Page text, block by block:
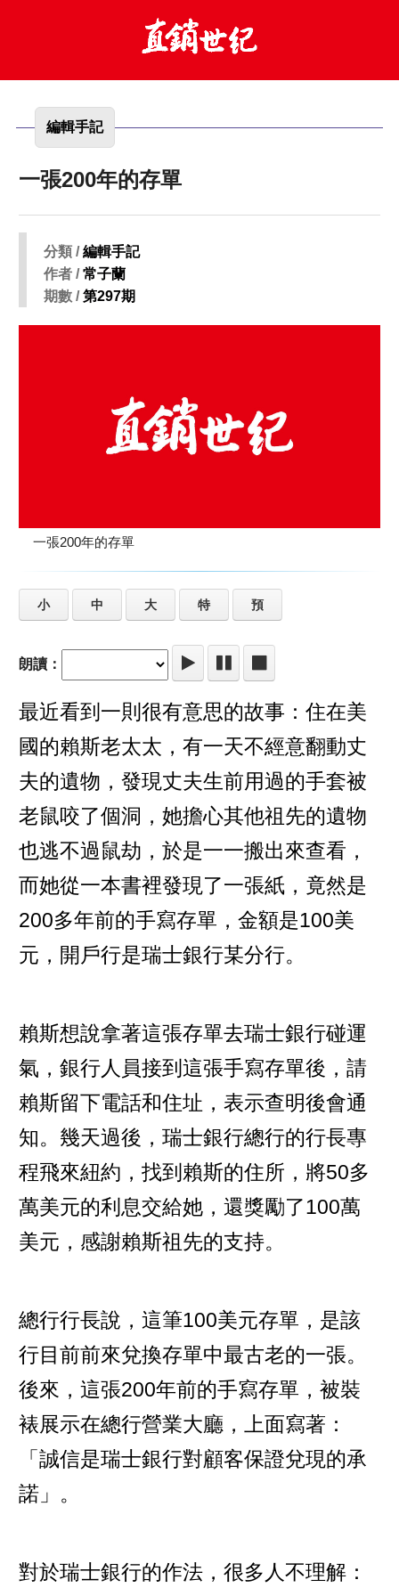
編輯手記
一張200年的存單
分類 /編輯手記
作者 /常子蘭
期數 /第297期
一張200年的存單
小 中 大 特 預
朗讀：
最近看到一則很有意思的故事：住在美
國的賴斯老太太，有一天不經意翻動丈
夫的遺物，發現丈夫生前用過的手套被
老鼠咬了個洞，她擔心其他祖先的遺物
也逃不過鼠劫，於是一一搬出來查看，
而她從一本書裡發現了一張紙，竟然是
200多年前的手寫存單，金額是100美
元，開戶行是瑞士銀行某分行。
賴斯想說拿著這張存單去瑞士銀行碰運
氣，銀行人員接到這張手寫存單後，請
賴斯留下電話和住址，表示查明後會通
知。幾天過後，瑞士銀行總行的行長專
程飛來紐約，找到賴斯的住所，將50多
萬美元的利息交給她，還獎勵了100萬
美元，感謝賴斯祖先的支持。
總行行長說，這筆100美元存單，是該
行目前前來兌換存單中最古老的一張。
後來，這張200年前的手寫存單，被裝
裱展示在總行營業大廳，上面寫著：
「誠信是瑞士銀行對顧客保證兌現的承
諾」。
對於瑞士銀行的作法，很多人不理解：